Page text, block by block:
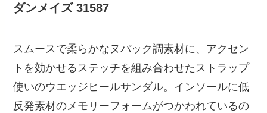
ダンメイズ 31587
スムースで柔らかなヌバック調素材に、アクセン
トを効かせるステッチを組み合わせたストラップ
使いのウエッジヒールサンダル。インソールに低
反発素材のメモリーフォームがつかわれているの